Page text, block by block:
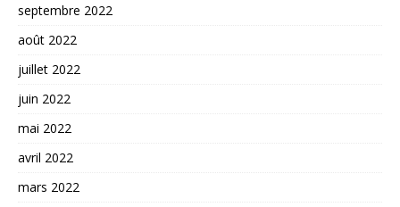
septembre 2022
août 2022
juillet 2022
juin 2022
mai 2022
avril 2022
mars 2022